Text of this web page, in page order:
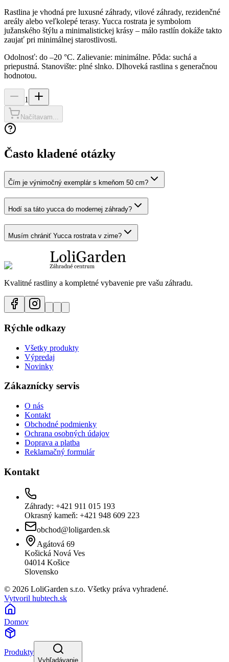
Rastlina je vhodná pre luxusné záhrady, vilové záhrady, rezidenčné
areály alebo veľkolepé terasy. Yucca rostrata je symbolom
južanského štýlu a minimalistickej krásy – málo rastlín dokáže takto
zaujať pri minimálnej starostlivosti.
Odolnosť: do –20 °C. Zalievanie: minimálne. Pôda: suchá a
priepustná. Stanovište: plné slnko. Dlhoveká rastlina s generačnou
hodnotou.
1
Načítavam...
Často kladené otázky
Čím je výnimočný exemplár s kmeňom 50 cm?
Hodí sa táto yucca do modernej záhrady?
Musím chrániť Yucca rostrata v zime?
Kvalitné rastliny a kompletné vybavenie pre vašu záhradu.
Rýchle odkazy
Všetky produkty
Výpredaj
Novinky
Zákaznícky servis
O nás
Kontakt
Obchodné podmienky
Ochrana osobných údajov
Doprava a platba
Reklamačný formulár
Kontakt
Záhrady: +421 911 015 193
Okrasný kameň: +421 948 609 223
obchod@loligarden.sk
Agátová 69
Košická Nová Ves
04014 Košice
Slovensko
© 2026 LoliGarden s.r.o. Všetky práva vyhradené.
Vytvoril hubtech.sk
Domov
Produkty
Vyhľadávanie